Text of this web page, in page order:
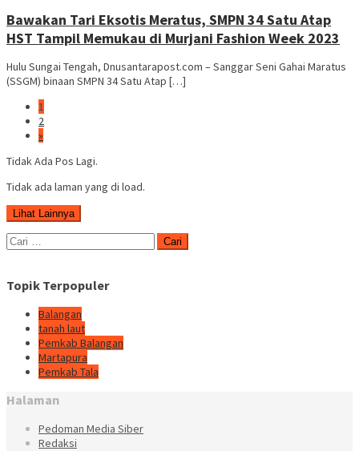
Bawakan Tari Eksotis Meratus, SMPN 34 Satu Atap
HST Tampil Memukau di Murjani Fashion Week 2023
Hulu Sungai Tengah, Dnusantarapost.com – Sanggar Seni Gahai Maratus
(SSGM) binaan SMPN 34 Satu Atap […]
1
2
»
Tidak Ada Pos Lagi.
Tidak ada laman yang di load.
Lihat Lainnya
Cari
untuk:
Topik Terpopuler
Balangan
tanah laut
Pemkab Balangan
Martapura
Pemkab Tala
Halaman
Pedoman Media Siber
Redaksi